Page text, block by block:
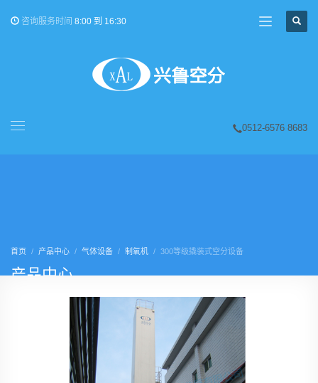
咨询服务时间 8:00 到 16:30
0512-6576 8683
首页 产品中心 气体设备 制氧机 300等级撬装式空分设备
产品中心